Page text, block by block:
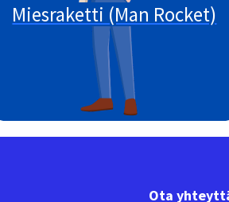
Miesraketti (Man Rocket)
Ota